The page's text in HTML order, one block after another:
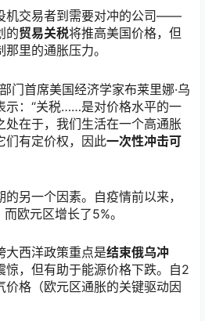
交易者到需要对冲的公司——
的贸易关税将推高美国价格，但
里的通胀压力。
门首席美国经济学家布莱里娜·乌
示：“关税……是对价格水平的一
处在于，我们生活在一个高通胀
们有定价权，因此一次性冲击可
另一个因素。自疫情前以来，
欧元区增长了5%。
大西洋政策重点是结束俄乌冲
惊，但有助于能源价格下跌。自2
价格（欧元区通胀的关键驱动因